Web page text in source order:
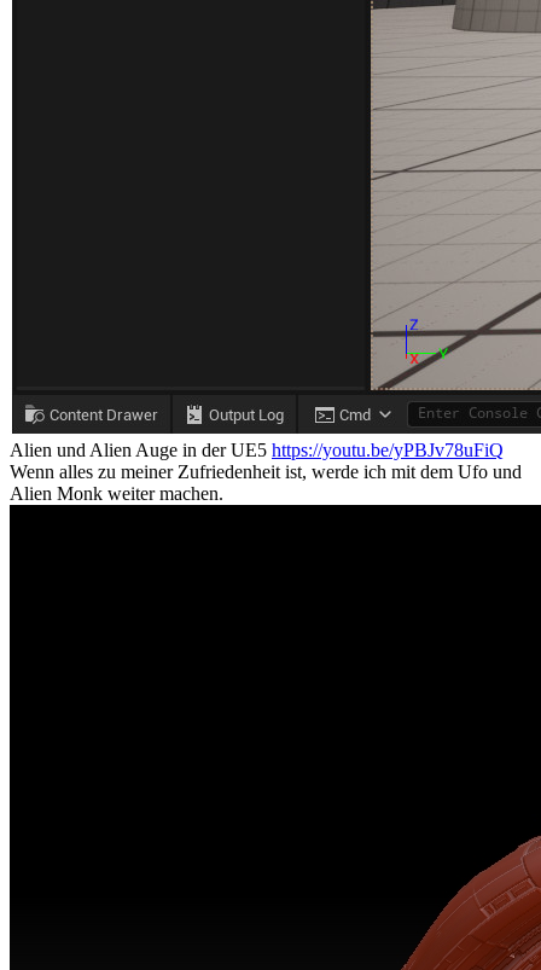
Alien und Alien Auge in der UE5 https://youtu.be/yPBJv78uFiQ
Wenn alles zu meiner Zufriedenheit ist, werde ich mit dem Ufo und
Alien Monk weiter machen.